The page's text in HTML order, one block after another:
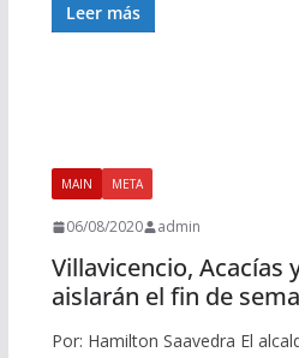
Leer más
MAIN META
06/08/2020 admin
Villavicencio, Acacías
aislarán el fin de
Por: Hamilton Saavedra El